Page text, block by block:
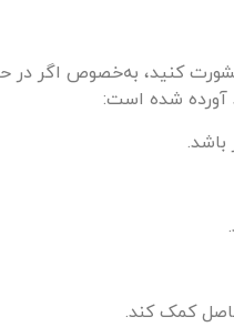
مشورت کنید، به‌خصوص اگر
آورده شده است:
کمک کند.